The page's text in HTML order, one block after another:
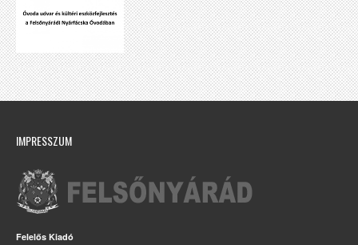
IMPRESSZUM
Felelős Kiadó